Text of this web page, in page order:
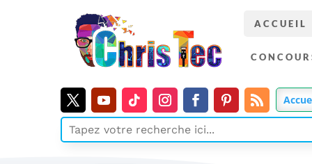
ACCUEIL